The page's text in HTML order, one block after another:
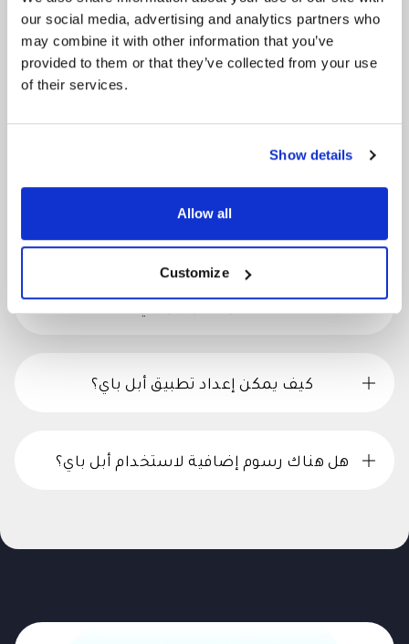
our social media, advertising and analytics partners who
may combine it with other information that you’ve
provided to them or that they’ve collected from your use
of their services.
Show details
Allow all
Customize
احصل على كل الإجابات التي تحتاجها للأسئلة الشائعة.
ما مدى أمان أبل باي؟
كيف يمكن إعداد تطبيق أبل باي؟
هل هناك رسوم إضافية لاستخدام أبل باي؟